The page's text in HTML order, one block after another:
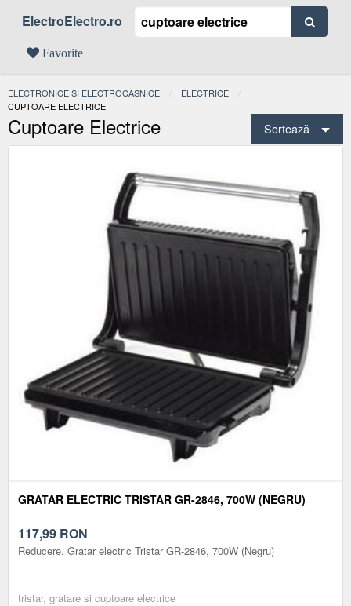
ElectroElectro.ro
Favorite
ELECTRONICE SI ELECTROCASNICE
ELECTRICE
ACTUAL:
CUPTOARE ELECTRICE
Cuptoare Electrice Sortează
GRATAR ELECTRIC TRISTAR GR-2846, 700W (NEGRU)
117,99 RON
Reducere. Gratar electric Tristar GR-2846, 700W (Negru)
tristar, gratare si cuptoare electrice